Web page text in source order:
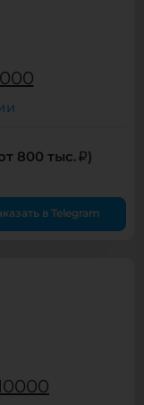
800 тыс. )
в Telegram